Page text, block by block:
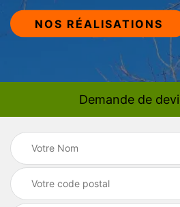
NOS RÉALISATIONS
Demande de